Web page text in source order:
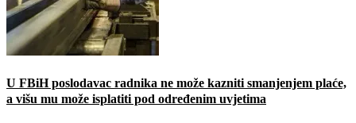
U FBiH poslodavac radnika ne može kazniti smanjenjem plaće,
a višu mu može isplatiti pod određenim uvjetima